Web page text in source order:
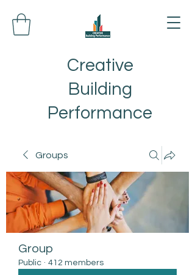
Creative
Building
Performance
Groups
Group
Public · 412 members